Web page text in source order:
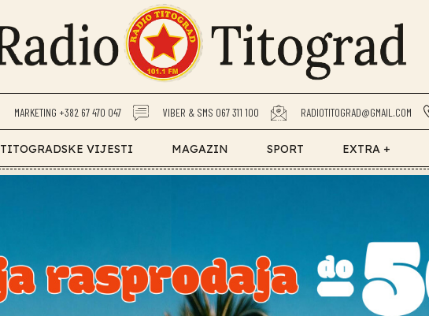
MARKETING +382 67 470 047 VIBER & SMS 067 311 100 RADIOTITOGRAD@GMAIL.COM
TITOGRADSKE VIJESTI MAGAZIN SPORT EXTRA +